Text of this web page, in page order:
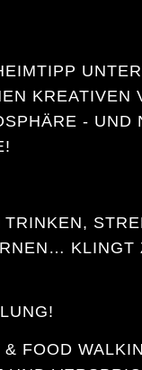
KREATIVEN
- UND
KLINGT
FOOD